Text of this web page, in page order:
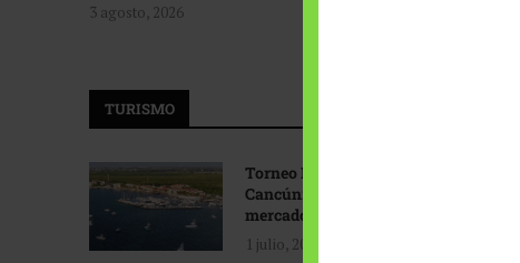
3 agosto, 2026
TURISMO
Torneo Internacional de Pesca
Cancún: Navegando hacia nuevos
mercados
1 julio, 2026